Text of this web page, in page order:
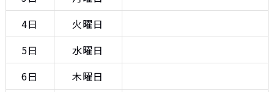
4日
火曜日
5日
水曜日
6日
木曜日